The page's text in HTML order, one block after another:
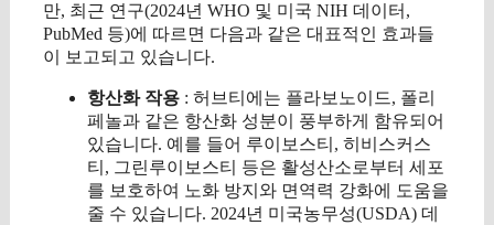
만, 최근 연구(2024년 WHO 및 미국 NIH 데이터,
PubMed 등)에 따르면 다음과 같은 대표적인 효과들
이 보고되고 있습니다.
항산화 작용 : 허브티에는 플라보노이드, 폴리
페놀과 같은 항산화 성분이 풍부하게 함유되어
있습니다. 예를 들어 루이보스티, 히비스커스
티, 그린루이보스티 등은 활성산소로부터 세포
를 보호하여 노화 방지와 면역력 강화에 도움을
줄 수 있습니다. 2024년 미국농무성(USDA) 데